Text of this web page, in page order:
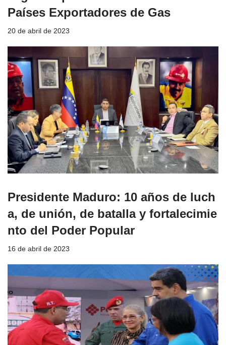
Países Exportadores de Gas
20 de abril de 2023
Presidente Maduro: 10 años de luch
a, de unión, de batalla y fortalecimie
nto del Poder Popular
16 de abril de 2023